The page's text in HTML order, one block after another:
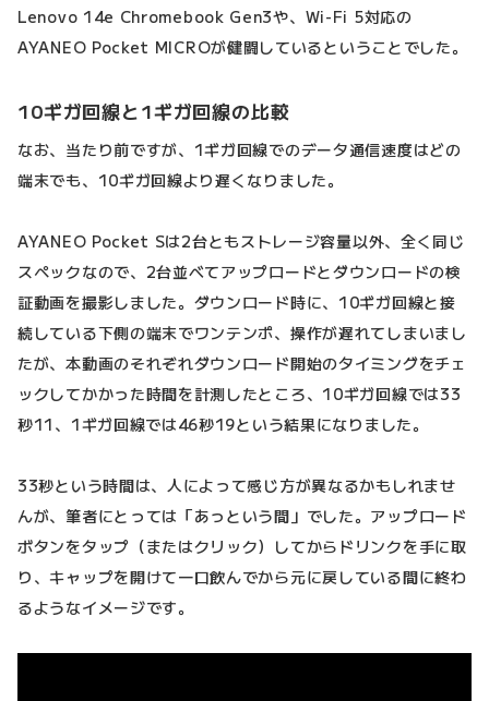
Lenovo 14e Chromebook Gen3や、Wi-Fi 5対応の
AYANEO Pocket MICROが健闘しているということでした。
10ギガ回線と1ギガ回線の比較
なお、当たり前ですが、1ギガ回線でのデータ通信速度はどの
端末でも、10ギガ回線より遅くなりました。
AYANEO Pocket Sは2台ともストレージ容量以外、全く同じ
スペックなので、2台並べてアップロードとダウンロードの検
証動画を撮影しました。ダウンロード時に、10ギガ回線と接
続している下側の端末でワンテンポ、操作が遅れてしまいまし
たが、本動画のそれぞれダウンロード開始のタイミングをチェ
ックしてかかった時間を計測したところ、10ギガ回線では33
秒11、1ギガ回線では46秒19という結果になりました。
33秒という時間は、人によって感じ方が異なるかもしれませ
んが、筆者にとっては「あっという間」でした。アップロード
ボタンをタップ（またはクリック）してからドリンクを手に取
り、キャップを開けて一口飲んでから元に戻している間に終わ
るようなイメージです。